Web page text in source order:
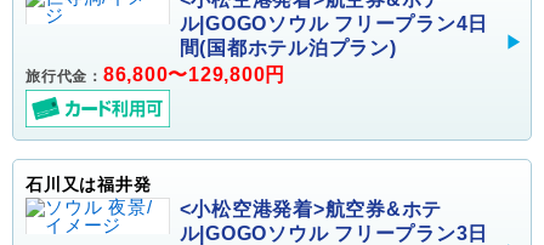
ル|GOGOソウル フリープラン4日
間(国都ホテル泊プラン)
旅行代金： 86,800〜129,800円
石川又は福井発
<小松空港発着>航空券&ホテ
ル|GOGOソウル フリープラン3日